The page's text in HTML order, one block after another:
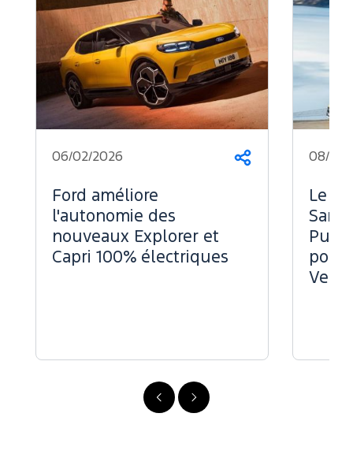
Suivant
Précédent
Partager
06/02/2026
Ford améliore
l'autonomie des
nouveaux Explorer et
Capri 100% électriques
08/07/
Le
Sans
pour